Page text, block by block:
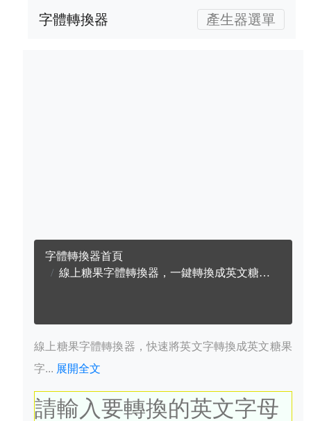
字體轉換器 產生器選單
字體轉換器首頁
線上糖果字體轉換器，一鍵轉換成英文糖果字體
線上糖果字體轉換器，快速將英文字轉換成英文糖果
字... 展開全文